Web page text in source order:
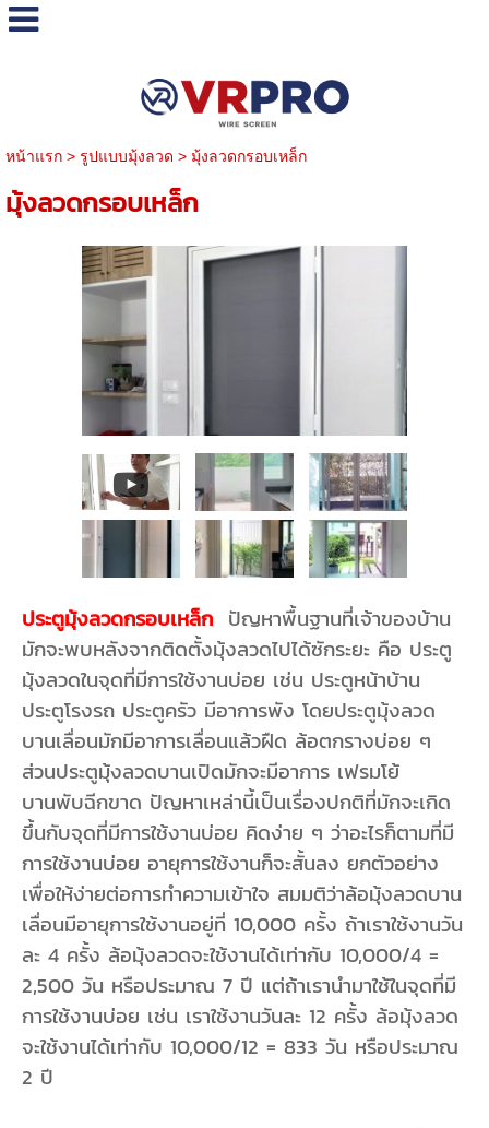
หน้าแรก> รูปแบบมุ้งลวด > มุ้งลวดกรอบเหล็ก
มุ้งลวดกรอบเหล็ก
ประตูมุ้งลวดกรอบเหล็ก ปัญหาพื้นฐานที่เจ้าของบ้าน
มักจะพบหลังจากติดตั้งมุ้งลวดไปได้ซักระยะ คือ ประตู
มุ้งลวดในจุดที่มีการใช้งานบ่อย เช่น ประตูหน้าบ้าน
ประตูโรงรถ ประตูครัว มีอาการพัง โดยประตูมุ้งลวด
บานเลื่อนมักมีอาการเลื่อนแล้วฝืด ล้อตกรางบ่อย ๆ
ส่วนประตูมุ้งลวดบานเปิดมักจะมีอาการ เฟรมโย้
บานพับฉีกขาด ปัญหาเหล่านี้เป็นเรื่องปกติที่มักจะเกิด
ขึ้นกับจุดที่มีการใช้งานบ่อย คิดง่าย ๆ ว่าอะไรก็ตามที่มี
การใช้งานบ่อย อายุการใช้งานก็จะสั้นลง ยกตัวอย่าง
เพื่อให้ง่ายต่อการทำความเข้าใจ สมมติว่าล้อมุ้งลวดบาน
เลื่อนมีอายุการใช้งานอยู่ที่ 10,000 ครั้ง ถ้าเราใช้งานวัน
ละ 4 ครั้ง ล้อมุ้งลวดจะใช้งานได้เท่ากับ 10,000/4 =
2,500 วัน หรือประมาณ 7 ปี แต่ถ้าเรานำมาใช้ในจุดที่มี
การใช้งานบ่อย เช่น เราใช้งานวันละ 12 ครั้ง ล้อมุ้งลวด
จะใช้งานได้เท่ากับ 10,000/12 = 833 วัน หรือประมาณ
2 ปี